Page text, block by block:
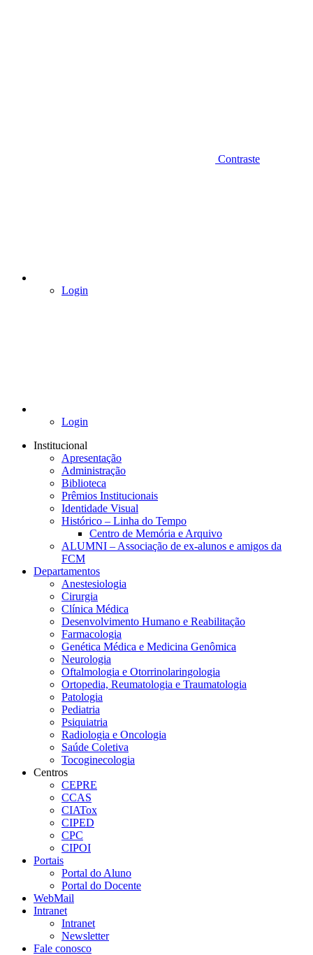
Contraste
Login
Login
Institucional
Apresentação
Administração
Biblioteca
Prêmios Institucionais
Identidade Visual
Histórico – Linha do Tempo
Centro de Memória e Arquivo
ALUMNI – Associação de ex-alunos e amigos da
FCM
Departamentos
Anestesiologia
Cirurgia
Clínica Médica
Desenvolvimento Humano e Reabilitação
Farmacologia
Genética Médica e Medicina Genômica
Neurologia
Oftalmologia e Otorrinolaringologia
Ortopedia, Reumatologia e Traumatologia
Patologia
Pediatria
Psiquiatria
Radiologia e Oncologia
Saúde Coletiva
Tocoginecologia
Centros
CEPRE
CCAS
CIATox
CIPED
CPC
CIPOI
Portais
Portal do Aluno
Portal do Docente
WebMail
Intranet
Intranet
Newsletter
Fale conosco